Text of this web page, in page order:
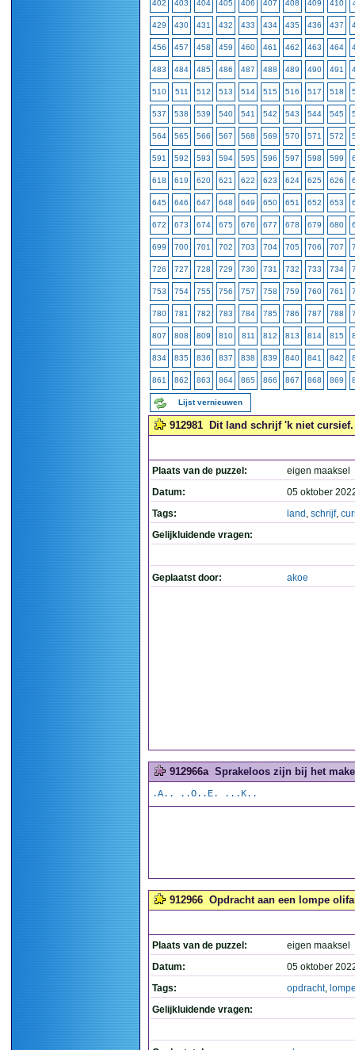
402 403 404 405 406 407 408 409 410
429 430 431 432 433 434 435 436 437
456 457 458 459 460 461 462 463 464
483 484 485 486 487 488 489 490 491
510 511 512 513 514 515 516 517 518
537 538 539 540 541 542 543 544 545
564 565 566 567 568 569 570 571 572
591 592 593 594 595 596 597 598 599
618 619 620 621 622 623 624 625 626
645 646 647 648 649 650 651 652 653
672 673 674 675 676 677 678 679 680
699 700 701 702 703 704 705 706 707
726 727 728 729 730 731 732 733 734
753 754 755 756 757 758 759 760 761
780 781 782 783 784 785 786 787 788
807 808 809 810 811 812 813 814 815
834 835 836 837 838 839 840 841 842
861 862 863 864 865 866 867 868 869
Lijst vernieuwen
912981 Dit land schrijf 'k niet cursief.
Plaats van de puzzel:
eigen maaksel
Datum:
05 oktober
Tags:
land , schrijf,
Gelijkluidende vragen:
Geplaatst door: akoe
912966a Sprakeloos zijn bij het
.A.. ..O..E. ...K..
912966 Opdracht aan een lompe
Plaats van de puzzel:
eigen maaksel
Datum:
05 oktober
Tags:
opdracht,
Gelijkluidende vragen: